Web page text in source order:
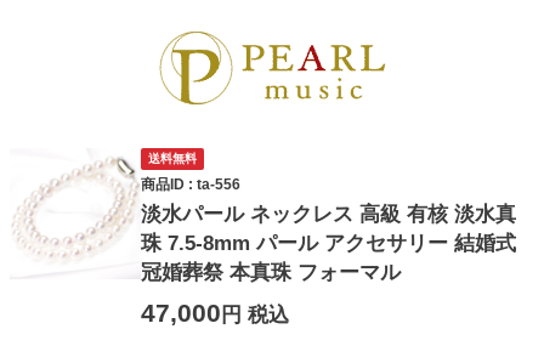
送料無料
商品ID : ta-556
淡水パール ネックレス 高級 有核 淡水真
珠 7.5-8mm パール アクセサリー 結婚式
冠婚葬祭 本真珠 フォーマル
47,000 円 税込